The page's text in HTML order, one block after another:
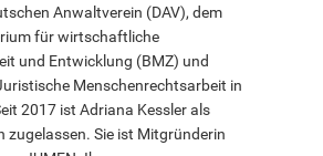
Anwaltverein (DAV), dem
für wirtschaftliche
und Entwicklung (BMZ) und
Menschenrechtsarbeit in
2017 ist Adriana Kessler als
zugelassen. Sie ist Mitgründerin